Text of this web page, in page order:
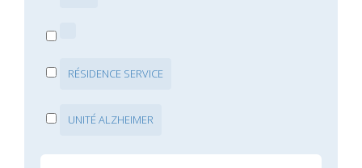
RÉSIDENCE SERVICE
UNITÉ ALZHEIMER